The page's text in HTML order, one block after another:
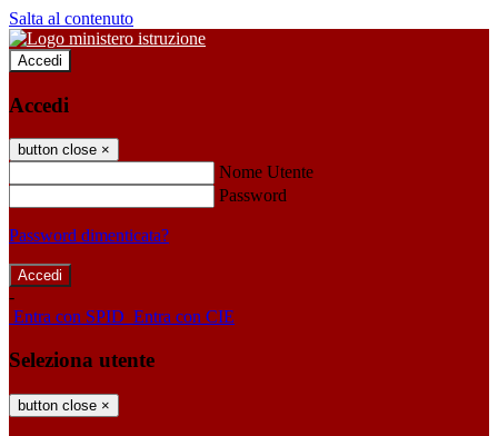
Salta al contenuto
Accedi
Accedi
button close ×
Nome Utente
Password
Password dimenticata?
-
Entra con SPID Entra con CIE
Seleziona utente
button close ×